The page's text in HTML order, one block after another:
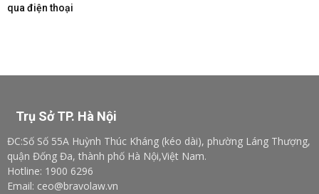
qua điện thoại
Trụ Sở TP. Hà Nội
ĐC:Số Số 55A Huỳnh Thúc Kháng (kéo dài), phường Láng Thượng,
quận Đống Đa, thành phố Hà Nội,Việt Nam.
Hotline: 1900 6296
Email: ceo@bravolaw.vn